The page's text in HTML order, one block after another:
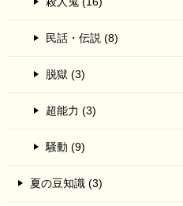
民話・伝説 (8)
脱獄 (3)
超能力 (3)
騒動 (9)
夏の豆知識 (3)